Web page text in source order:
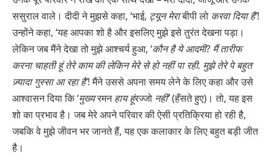
ससुराल वाले। दीदी ने मुझसे कहा, ‘भाई, ट्यून मेराबीपी लो करवा दिया है’!
उन्होंने कहा, ‘यह आपका शो है और इसलिए मुझे इसे तुरंत देखना पड़ा।
लेकिन जब मैंने देखा तो मुझे आश्चर्य हुआ, ‘कौन है ये आदमी? मैं तारीफ
करना चाहती हूं तेरे काम की लेकिन मेरे से हो नहीं पा रही. मुझे तेरे पे बहुत
ज़्यादा गुस्सा आ रहा है’! मैंने उससे अपना समय लेने के लिए कहा और उसे
आश्वासन दिया कि ‘मुख्यरमनहाय हूंरज्जो नहीं’(हँसते हुए)। तो, यह इस
शो का प्रभाव है। जब मेरे अपने परिवार की ऐसी प्रतिक्रिया हो रही है,
जबकि वे मुझे जीवन भर जानते हैं, यह एक कलाकार के लिए बहुत बड़ी जीत
है।